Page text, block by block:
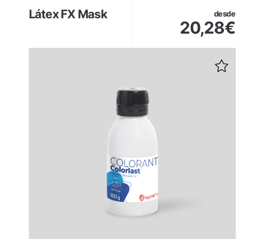
Látex FX Mask desde
20,28€